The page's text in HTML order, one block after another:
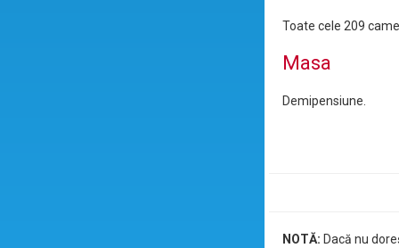
Toate cele 209
Masa
Demipensiune.
NOTĂ: Dacă nu